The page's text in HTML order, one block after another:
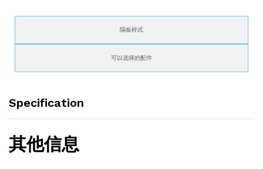
隔板样式
可以选择的配件
Specification
其他信息